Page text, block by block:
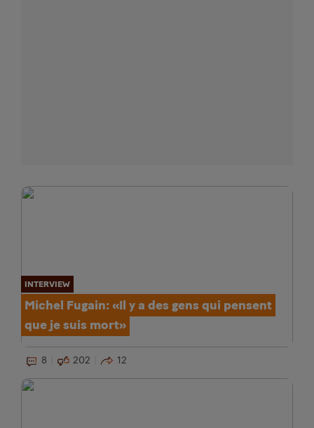
INTERVIEW
Michel Fugain: «Il y a des gens qui pensent
que je suis mort»
8 202 12